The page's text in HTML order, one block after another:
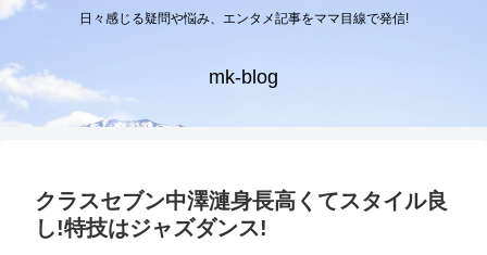
日々感じる疑問や悩み、エンタメ記事をママ目線で発信!
mk-blog
クラスセブン中澤漣身長高くてスタイル良
し!特技はジャズダンス!